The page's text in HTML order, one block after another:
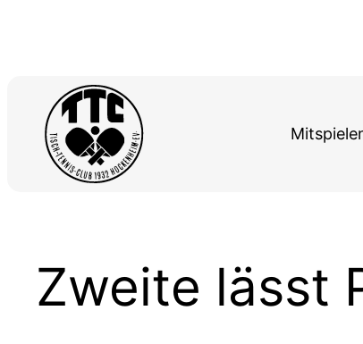
Zweite lässt